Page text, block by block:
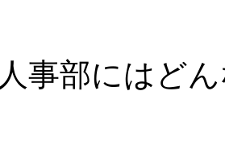
事部にはど